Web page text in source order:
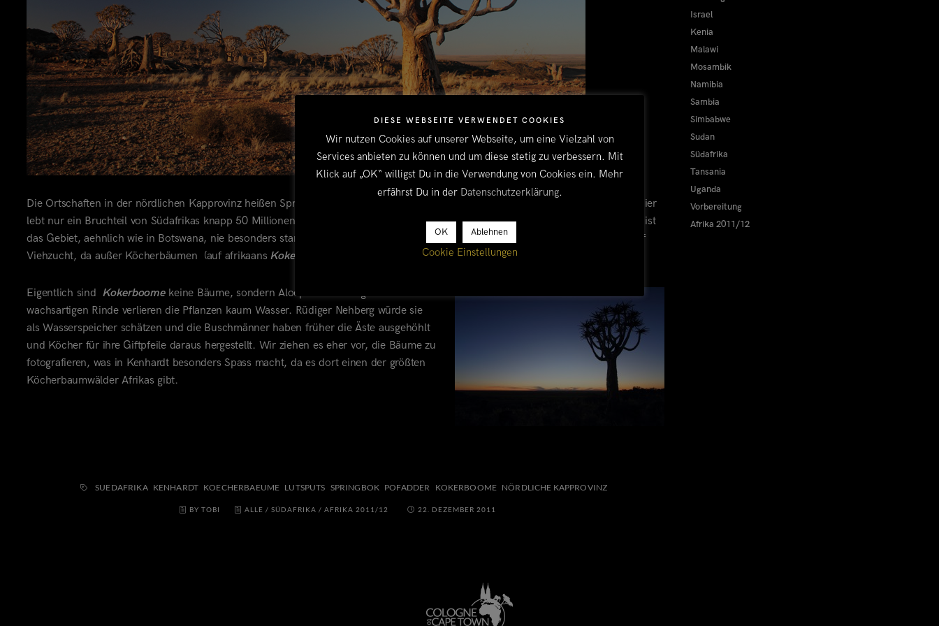
Die Ortschaften in der nördlichen Kapprovinz heißen Springbok, Pofadder oder Lutsputs. Sie liegen meilenweit auseinander und hier
lebt nur ein Bruchteil von Südafrikas knapp 50 Millionen Einwohnern. Wegen der großen Hitze und anhaltenden Trockenperioden ist
das Gebiet, aehnlich wie in Botswana, nie besonders stark besiedelt worden. Die Farmer konzentrieren sich hier hauptsächlich auf
Viehzucht, da außer Köcherbäumen (auf afrikaansKokerboome ) so gut wie nichts wächst.
Eigentlich sindKokerboomekeine Bäume, sondern Aloepflanzen. Wegen ihrer fast
wachsartigen Rinde verlieren die Pflanzen kaum Wasser. Rüdiger Nehberg würde sie
als Wasserspeicher schätzen und die Buschmänner haben früher die Äste ausgehöhlt
und Köcher für ihre Giftpfeile daraus hergestellt. Wir ziehen es eher vor, die Bäume zu
fotografieren, was in Kenhardt besonders Spass macht, da es dort einen der größten
Köcherbaumwälder Afrikas gibt.
SUEDAFRIKA KENHARDT KOECHERBAEUME LUTSPUTS SPRINGBOK POFADDER KOKERBOOME NÖRDLICHE KAPPROVINZ
BY TOBI ALLE / SÜDAFRIKA / AFRIKA 2011/12 22. DEZEMBER 2011
Israel
Kenia
Malawi
Mosambik
Namibia
Sambia
Simbabwe
Sudan
Südafrika
Tansania
Uganda
Vorbereitung
Afrika 2011/12
DIESE WEBSEITE VERWENDET COOKIES
Wir nutzen Cookies auf unserer Webseite, um eine Vielzahl von
Services anbieten zu können und um diese stetig zu verbessern. Mit
Klick auf „OK“ willigst Du in die Verwendung von Cookies ein. Mehr
erfährst Du in der Datenschutzerklärung.
OK Ablehnen
Cookie Einstellungen